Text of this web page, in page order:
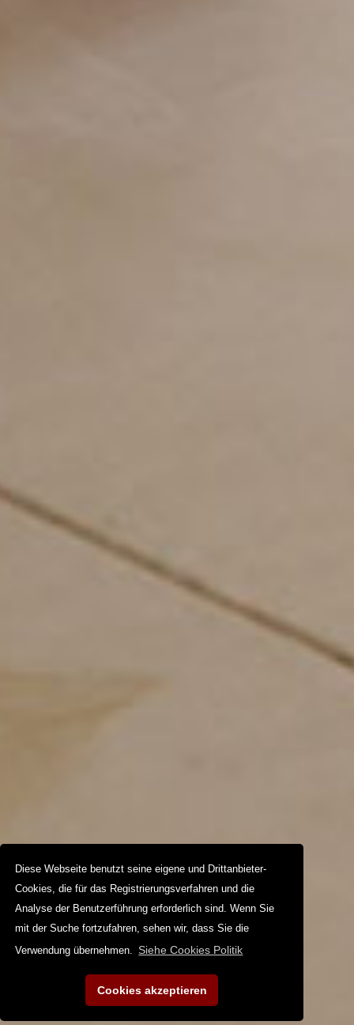
Diese Webseite benutzt seine eigene und Drittanbieter-
Cookies, die für das Registrierungsverfahren und die
Analyse der Benutzerführung erforderlich sind. Wenn Sie
mit der Suche fortzufahren, sehen wir, dass Sie die
Verwendung übernehmen. Siehe Cookies Politik
Cookies akzeptieren